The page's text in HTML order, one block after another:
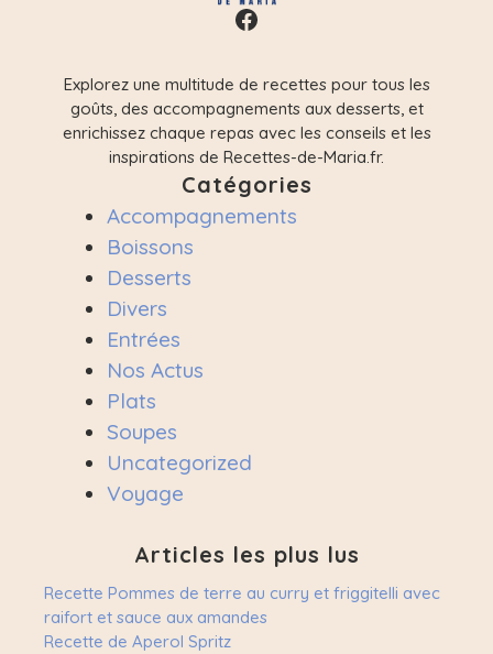
Facebook
Explorez une multitude de recettes pour tous les
goûts, des accompagnements aux desserts, et
enrichissez chaque repas avec les conseils et les
inspirations de Recettes-de-Maria.fr.
Catégories
Accompagnements
Boissons
Desserts
Divers
Entrées
Nos Actus
Plats
Soupes
Uncategorized
Voyage
Articles les plus lus
Recette Pommes de terre au curry et friggitelli avec
raifort et sauce aux amandes
Recette de Aperol Spritz